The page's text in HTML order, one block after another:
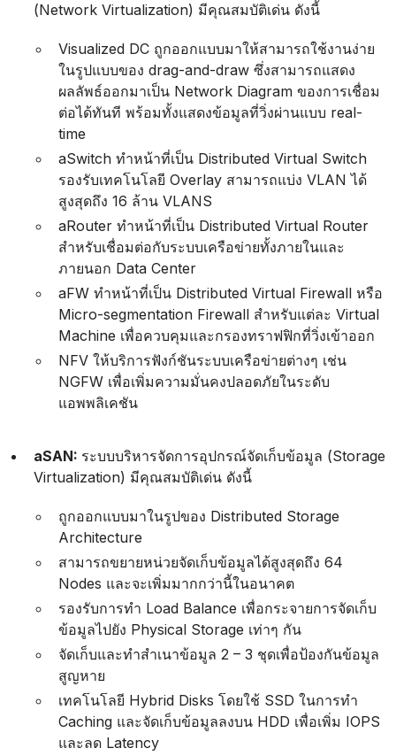
(Network Virtualization) มีคุณสมบัติเด่น ดังนี้
Visualized DC ถูกออกแบบมาให้สามารถใช้งานง่าย
ในรูปแบบของ drag-and-draw ซึ่งสามารถแสดง
ผลลัพธ์ออกมาเป็น Network Diagram ของการเชื่อม
ต่อได้ทันที พร้อมทั้งแสดงข้อมูลที่วิ่งผ่านแบบ real-
time
aSwitch ทำหน้าที่เป็น Distributed Virtual Switch
รองรับเทคโนโลยี Overlay สามารถแบ่ง VLAN ได้
สูงสุดถึง 16 ล้าน VLANS
aRouter ทำหน้าที่เป็น Distributed Virtual Router
สำหรับเชื่อมต่อกับระบบเครือข่ายทั้งภายในและ
ภายนอก Data Center
aFW ทำหน้าที่เป็น Distributed Virtual Firewall หรือ
Micro-segmentation Firewall สำหรับแต่ละ Virtual
Machine เพื่อควบคุมและกรองทราฟฟิกที่วิ่งเข้าออก
NFV ให้บริการฟังก์ชันระบบเครือข่ายต่างๆ เช่น
NGFW เพื่อเพิ่มความมั่นคงปลอดภัยในระดับ
แอพพลิเคชัน
aSAN: ระบบบริหารจัดการอุปกรณ์จัดเก็บข้อมูล (Storage
Virtualization) มีคุณสมบัติเด่น ดังนี้
ถูกออกแบบมาในรูปของ Distributed Storage
Architecture
สามารถขยายหน่วยจัดเก็บข้อมูลได้สูงสุดถึง 64
Nodes และจะเพิ่มมากกว่านี้ในอนาคต
รองรับการทำ Load Balance เพื่อกระจายการจัดเก็บ
ข้อมูลไปยัง Physical Storage เท่าๆ กัน
จัดเก็บและทำสำเนาข้อมูล 2 – 3 ชุดเพื่อป้องกันข้อมูล
สูญหาย
เทคโนโลยี Hybrid Disks โดยใช้ SSD ในการทำ
Caching และจัดเก็บข้อมูลลงบน HDD เพื่อเพิ่ม IOPS
และลด Latency